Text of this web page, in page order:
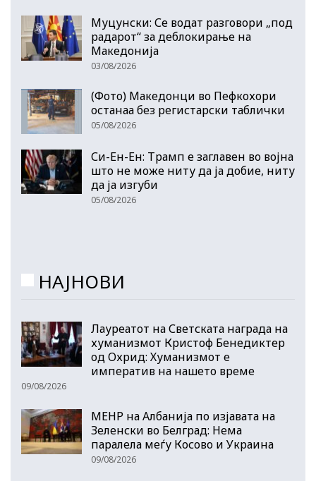
Муцунски: Се водат разговори „под
радарот“ за деблокирање на
Македонија
03/08/2026
(Фото) Македонци во Пефкохори
останаа без регистарски таблички
05/08/2026
Си-Ен-Ен: Трамп е заглавен во војна
што не може ниту да ја добие, ниту
да ја изгуби
05/08/2026
НАЈНОВИ
Лауреатот на Светската награда на
хуманизмот Кристоф Бенедиктер
од Охрид: Хуманизмот е
императив на нашето време
09/08/2026
МЕНР на Албанија по изјавата на
Зеленски во Белград: Нема
паралела меѓу Косово и Украина
09/08/2026